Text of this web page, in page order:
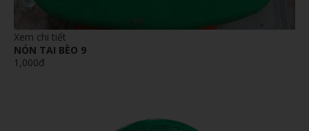
Xem chi tiết
NÓN TAI BÈO 9
1,000đ